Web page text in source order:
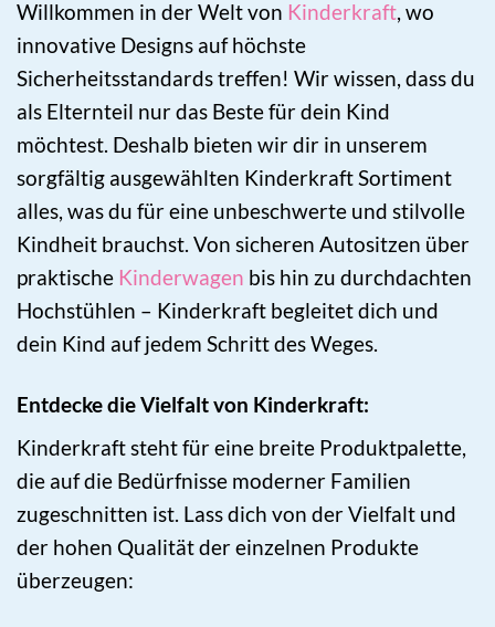
Willkommen in der Welt von Kinderkraft, wo
innovative Designs auf höchste
Sicherheitsstandards treffen! Wir wissen, dass du
als Elternteil nur das Beste für dein Kind
möchtest. Deshalb bieten wir dir in unserem
sorgfältig ausgewählten Kinderkraft Sortiment
alles, was du für eine unbeschwerte und stilvolle
Kindheit brauchst. Von sicheren Autositzen über
praktische Kinderwagen bis hin zu durchdachten
Hochstühlen – Kinderkraft begleitet dich und
dein Kind auf jedem Schritt des Weges.
Entdecke die Vielfalt von Kinderkraft:
Kinderkraft steht für eine breite Produktpalette,
die auf die Bedürfnisse moderner Familien
zugeschnitten ist. Lass dich von der Vielfalt und
der hohen Qualität der einzelnen Produkte
überzeugen: